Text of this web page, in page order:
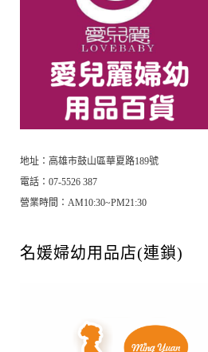
地址：高雄市鼓山區華夏路189號
電話：07-5526 387
營業時間：AM10:30~PM21:30
名媛婦幼用品店(連鎖)